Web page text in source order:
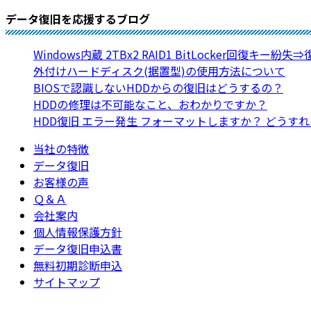
データ復旧を応援するブログ
Windows内蔵 2TBx2 RAID1 BitLocker回復キー紛失⇒
外付けハードディスク(据置型)の使用方法について
BIOSで認識しないHDDからの復旧はどうするの？
HDDの修理は不可能なこと、おわかりですか？
HDD復旧 エラー発生 フォーマットしますか？ どうす
当社の特徴
データ復旧
お客様の声
Ｑ＆Ａ
会社案内
個人情報保護方針
データ復旧申込書
無料初期診断申込
サイトマップ